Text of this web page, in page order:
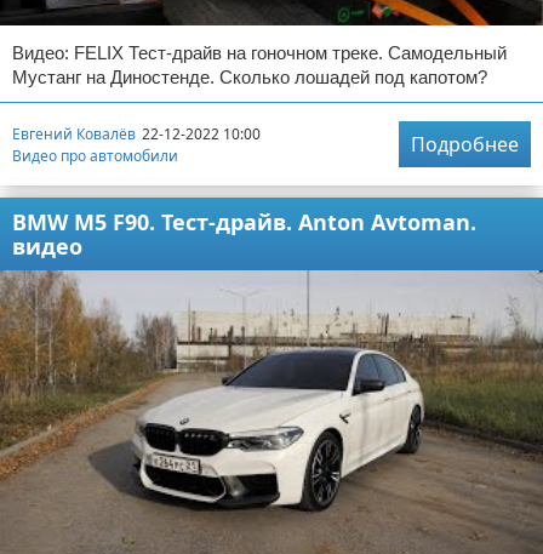
Видео: FELIX Тест-драйв на гоночном треке. Самодельный
Мустанг на Диностенде. Сколько лошадей под капотом?
Евгений Ковалёв 22-12-2022 10:00
Видео про автомобили
Подробнее
BMW M5 F90. Тест-драйв. Anton Avtoman.
видео